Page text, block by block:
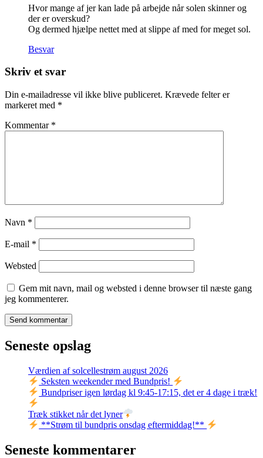
Hvor mange af jer kan lade på arbejde når solen skinner og
der er overskud?
Og dermed hjælpe nettet med at slippe af med for meget sol.
Besvar
Skriv et svar
Din e-mailadresse vil ikke blive publiceret. Krævede felter er
markeret med *
Kommentar *
Navn *
E-mail *
Websted
Gem mit navn, mail og websted i denne browser til næste gang
jeg kommenterer.
Seneste opslag
Værdien af solcellestrøm august 2026
Seksten weekender med Bundpris!
Bundpriser igen lørdag kl 9:45-17:15, det er 4 dage i træk!
Træk stikket når det lyner
**Strøm til bundpris onsdag eftermiddag!**
Seneste kommentarer